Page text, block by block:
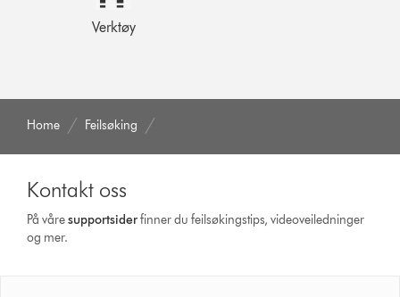
Verktøy
Home Feilsøking
Kontakt oss
På våresupportsiderfinner du feilsøkingstips, videoveiledninger
og mer.